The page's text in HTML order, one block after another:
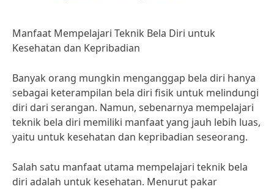
Manfaat Mempelajari Teknik Bela Diri untuk
Kesehatan dan Kepribadian
Banyak orang mungkin menganggap bela diri hanya
sebagai keterampilan bela diri fisik untuk melindungi
diri dari serangan. Namun, sebenarnya mempelajari
teknik bela diri memiliki manfaat yang jauh lebih luas,
yaitu untuk kesehatan dan kepribadian seseorang.
Salah satu manfaat utama mempelajari teknik bela
diri adalah untuk kesehatan. Menurut pakar